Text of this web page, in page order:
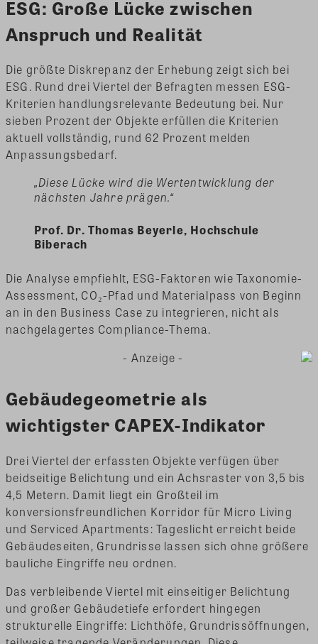
ESG: Große Lücke zwischen
Anspruch und Realität
Die größte Diskrepanz der Erhebung zeigt sich bei
ESG. Rund drei Viertel der Befragten messen ESG-
Kriterien handlungsrelevante Bedeutung bei. Nur
sieben Prozent der Objekte erfüllen die Kriterien
aktuell vollständig, rund 62 Prozent melden
Anpassungsbedarf.
„Diese Lücke wird die Wertentwicklung der
nächsten Jahre prägen.“
Prof. Dr. Thomas Beyerle, Hochschule
Biberach
Die Analyse empfiehlt, ESG-Faktoren wie Taxonomie-
Assessment, CO₂-Pfad und Materialpass von Beginn
an in den Business Case zu integrieren, nicht als
nachgelagertes Compliance-Thema.
- Anzeige -
Gebäudegeometrie als
wichtigster CAPEX-Indikator
Drei Viertel der erfassten Objekte verfügen über
beidseitige Belichtung und ein Achsraster von 3,5 bis
4,5 Metern. Damit liegt ein Großteil im
konversionsfreundlichen Korridor für Micro Living
und Serviced Apartments: Tageslicht erreicht beide
Gebäudeseiten, Grundrisse lassen sich ohne größere
bauliche Eingriffe neu ordnen.
Das verbleibende Viertel mit einseitiger Belichtung
und großer Gebäudetiefe erfordert hingegen
strukturelle Eingriffe: Lichthöfe, Grundrissöffnungen,